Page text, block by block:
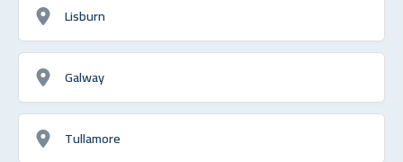
Lisburn
Galway
Tullamore